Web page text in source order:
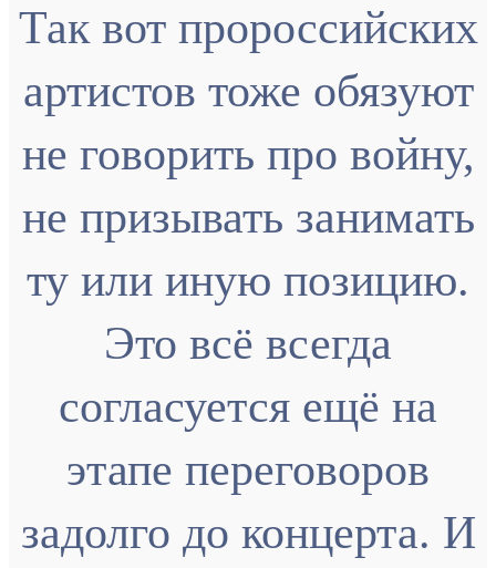
Так вот пророссийских
артистов тоже обязуют
не говорить про войну,
не призывать занимать
ту или иную позицию.
Это всё всегда
согласуется ещё на
этапе переговоров
задолго до концерта. И